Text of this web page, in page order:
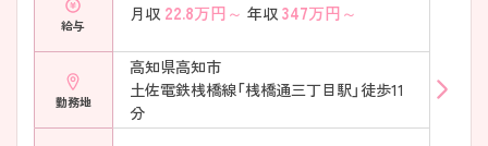
給与
月収 22.8万円～ 年収 347万円～
勤務地
高知県高知市
土佐電鉄桟橋線「桟橋通三丁目駅」徒歩11
分